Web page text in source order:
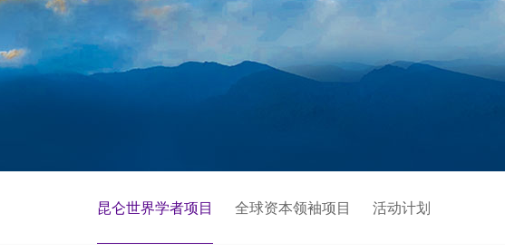
昆仑世界学者项目 全球资本领袖项目 活动计划